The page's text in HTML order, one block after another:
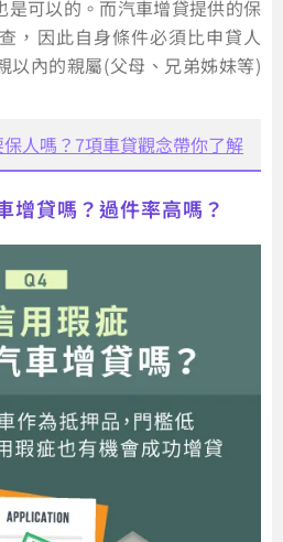
是可以的。而汽車增貸提供的保
，因此自身條件必須比申貸人
以內的親屬(父母、兄弟姊妹等)
人嗎？7項車貸觀念帶你了解
增貸嗎？過件率高嗎？